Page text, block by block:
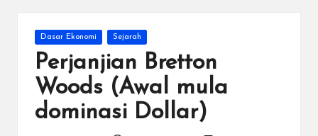
Posted
in
Dasar Ekonomi Sejarah
Perjanjian Bretton
Woods (Awal mula
dominasi Dollar)